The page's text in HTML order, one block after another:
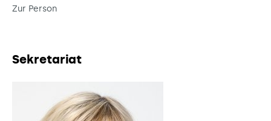
Zur Person
Sekretariat